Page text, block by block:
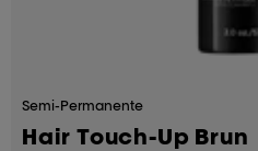
Semi-Permanente
Hair Touch-Up Brun